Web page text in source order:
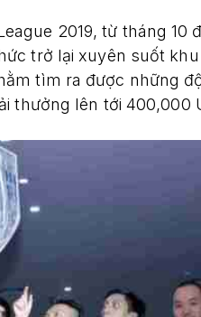
2019, từ tháng 10
trở lại xuyên suốt
tìm ra được những
thưởng lên tới 400,000